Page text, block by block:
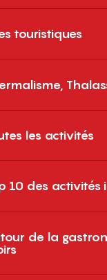
touristiques
les activités
10 des activités
de la
les
en